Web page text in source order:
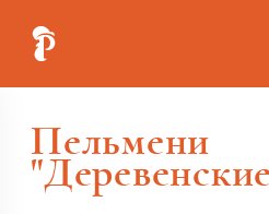
Пельмени